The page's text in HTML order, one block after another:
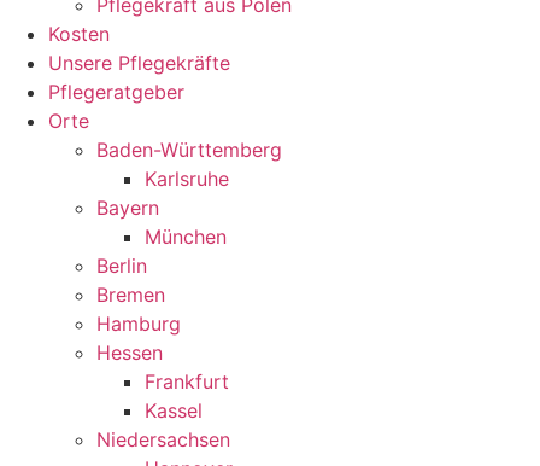
Pflegekraft aus Polen
Kosten
Unsere Pflegekräfte
Pflegeratgeber
Orte
Baden-Württemberg
Karlsruhe
Bayern
München
Berlin
Bremen
Hamburg
Hessen
Frankfurt
Kassel
Niedersachsen